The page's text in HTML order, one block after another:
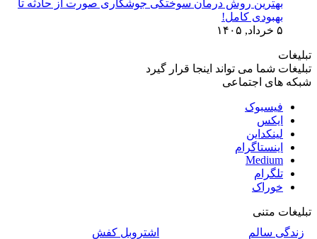
بهترین روش درمان سوختگی جوشکاری صورت از حادثه تا
بهبودی کامل!
۵ خرداد, ۱۴۰۵
تبلیغات
تبلیغات شما می تواند اینجا قرار گیرد
شبکه های اجتماعی
فیسبوک
ایکس
لینکداین
اینستاگرام
Medium
تلگرام
خوراک
تبلیغات متنی
زندگی سالم
اشتروبل کفش